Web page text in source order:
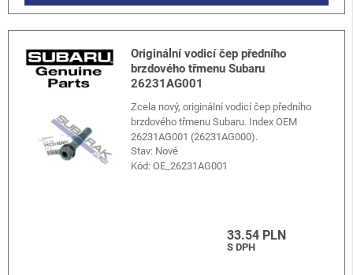
Originální vodicí čep předního
brzdového třmenu Subaru
26231AG001
Zcela nový, originální vodicí čep předního
brzdového třmenu Subaru. Index OEM
26231AG001 (26231AG000).
Stav: Nové
Kód:OE_26231AG001
33.54 PLN
S DPH